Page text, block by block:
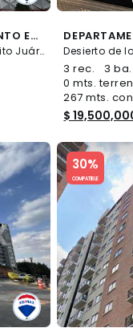
EXCLUSIVO DEPARTAMENTO EN TORRE MITIKAH - (34)
mayorazgo S/N, Xoco, Benito Juárez
3 rec. 3 ba.
0 mts.
267 mts.
$
30%
COMPATIBLE
Slide 1 of 5